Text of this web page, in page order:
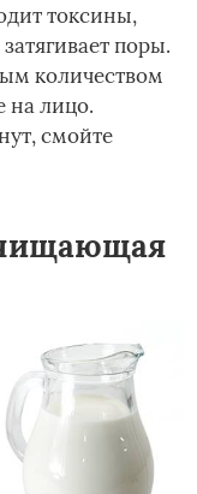
токсины,
поры.
количеством
на лицо.
смойте